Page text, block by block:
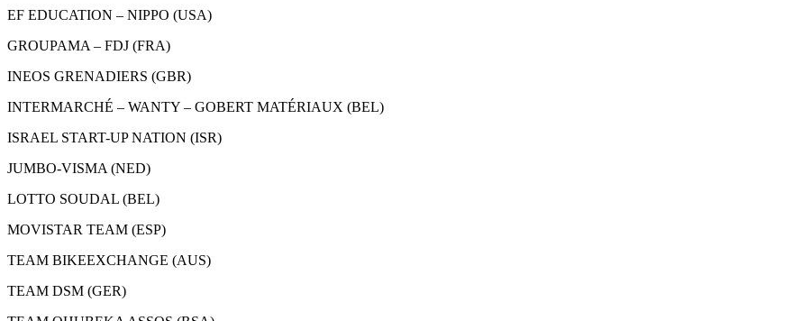
EF EDUCATION – NIPPO (USA)
GROUPAMA – FDJ (FRA)
INEOS GRENADIERS (GBR)
INTERMARCHÉ – WANTY – GOBERT MATÉRIAUX (BEL)
ISRAEL START-UP NATION (ISR)
JUMBO-VISMA (NED)
LOTTO SOUDAL (BEL)
MOVISTAR TEAM (ESP)
TEAM BIKEEXCHANGE (AUS)
TEAM DSM (GER)